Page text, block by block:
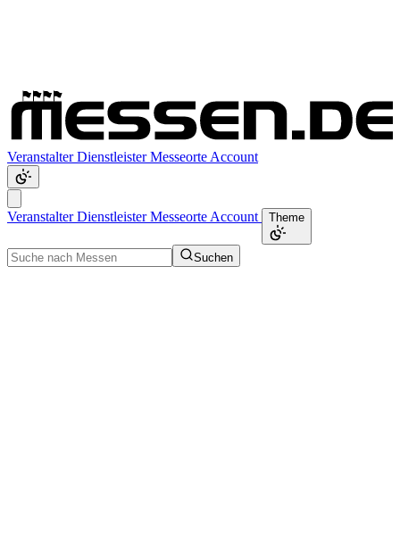
VeranstalterDienstleisterMesseorte Account
VeranstalterDienstleisterMesseorte Account Theme
Suchen